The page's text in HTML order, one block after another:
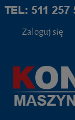
Zaloguj się